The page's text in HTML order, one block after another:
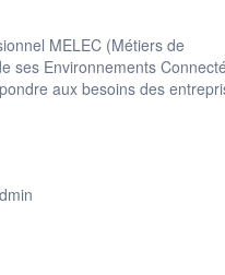
MELEC (Métiers de
ses Environnements
aux besoins des